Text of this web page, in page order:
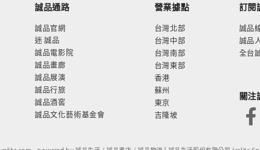
誠品通路
誠品官網
迷 誠品
誠品電影院
誠品畫廊
誠品展演
誠品行旅
誠品酒窖
誠品文化藝術基金會
營業據點
台灣北部
台灣中部
台灣南部
台灣東部
香港
蘇州
東京
吉隆坡
訂閱
誠品
誠品
全台
關注